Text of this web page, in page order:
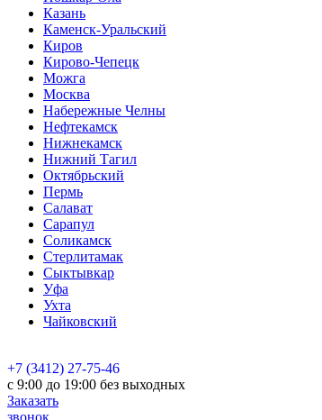
Казань
Каменск-Уральский
Киров
Кирово-Чепецк
Можга
Москва
Набережные Челны
Нефтекамск
Нижнекамск
Нижний Тагил
Октябрьский
Пермь
Салават
Сарапул
Соликамск
Стерлитамак
Сыктывкар
Уфа
Ухта
Чайковский
+7 (3412) 27-75-46
c 9:00 до 19:00 без выходных
Заказать
звонок